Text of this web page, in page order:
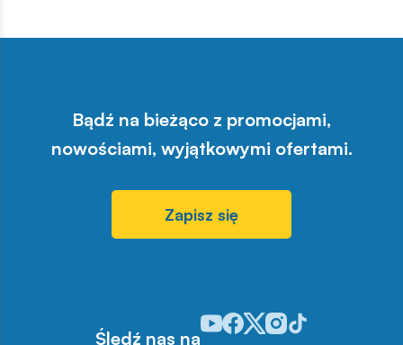
Bądź na bieżąco z promocjami,
nowościami, wyjątkowymi ofertami.
Zapisz się
Śledź nas na
Odwiedź nasz profil w serwisie
Odwiedź nasz profil w
Odwiedź nasz profil w
Odwiedź nasz profil w
Odwiedź nasz